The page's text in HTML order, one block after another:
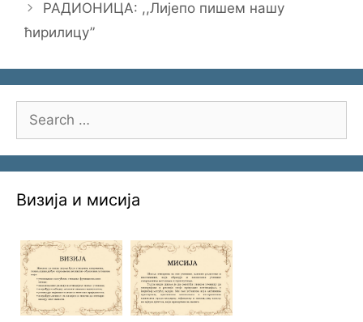
РАДИОНИЦА: ,,Лијепо пишем нашу
ћирилицу”
Search
for:
Визија и мисија